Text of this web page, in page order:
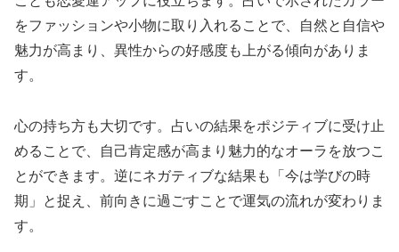
をファッションや小物に取り入れることで、自然と自信や
魅力が高まり、異性からの好感度も上がる傾向がありま
す。
心の持ち方も大切です。占いの結果をポジティブに受け止
めることで、自己肯定感が高まり魅力的なオーラを放つこ
とができます。逆にネガティブな結果も「今は学びの時
期」と捉え、前向きに過ごすことで運気の流れが変わりま
す。